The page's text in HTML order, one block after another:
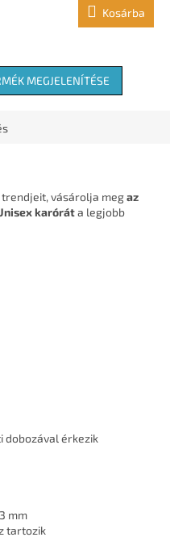
Kosárba
MEGJELENÍTÉSE
trendjeit, vásárolja megaz
karóráta legjobb
dobozával érkezik
mm
tartozik